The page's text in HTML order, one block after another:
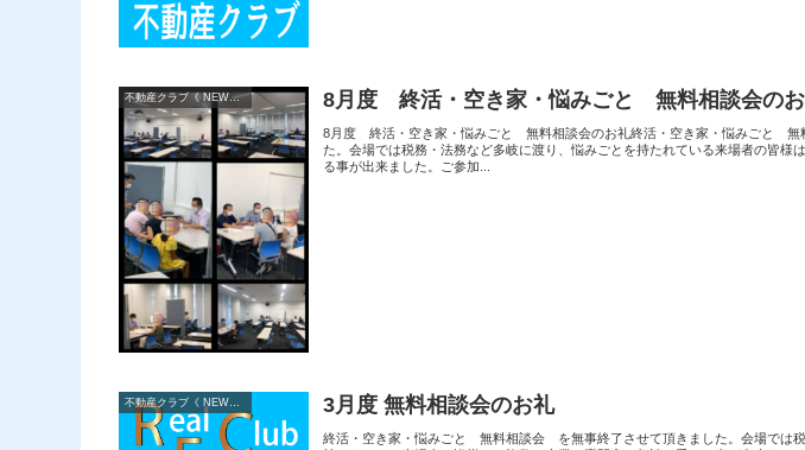
不動産クラブ《 NEWS 》 8月度 終活・空き家・悩みごと 無料相談会の
8月度 終活・空き家・悩みごと 無料相談会のお礼終活・空き家・悩みごと 無
た。会場では税務・法務など多岐に渡り、悩みごとを持たれている来場者の皆様
る事が出来ました。ご参加...
3月度 無料相談会のお礼
終活・空き家・悩みごと 無料相談会 を無事終了させて頂きました。会場では